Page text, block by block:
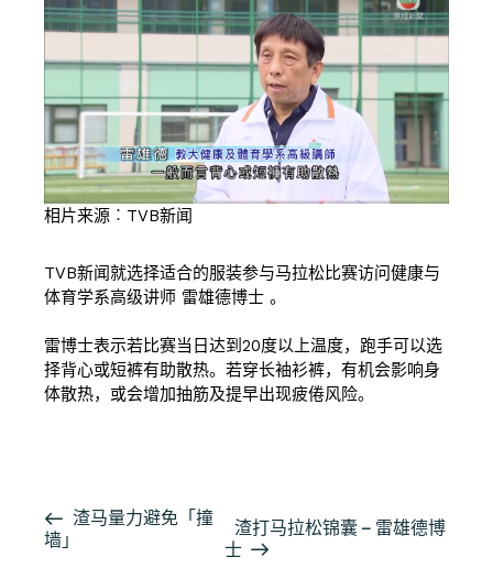
相片来源︰TVB新闻
TVB新闻就选择适合的服装参与马拉松比赛访问健康与
体育学系高级讲师 雷雄德博士 。
雷博士表示若比赛当日达到20度以上温度，跑手可以选
择背心或短裤有助散热。若穿长袖衫裤，有机会影响身
体散热，或会增加抽筋及提早出现疲倦风险。
活
动
渣马量力避免「撞
墙」
渣打马拉松锦囊 – 雷雄德博
士